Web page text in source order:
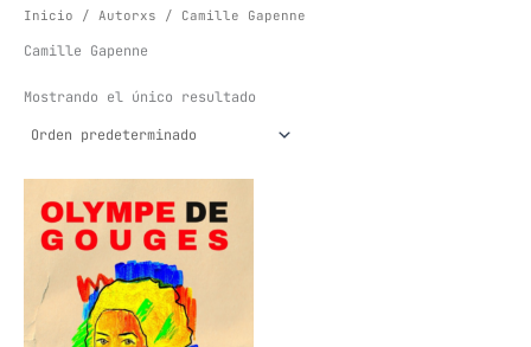
Inicio / Autorxs / Camille Gapenne
Camille Gapenne
Mostrando el único resultado